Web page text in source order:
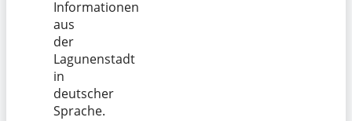
Informationen
aus
der
Lagunenstadt
in
deutscher
Sprache.